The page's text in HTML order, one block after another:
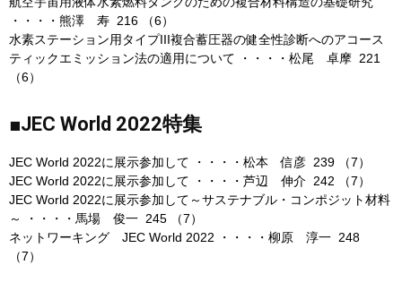
・・・・熊澤 寿 216 （6）
水素ステーション用タイプIII複合蓄圧器の健全性診断へのアコース
ティックエミッション法の適用について ・・・・松尾 卓摩 221
（6）
■JEC World 2022特集
JEC World 2022に展示参加して ・・・・松本 信彦 239 （7）
JEC World 2022に展示参加して ・・・・芦辺 伸介 242 （7）
JEC World 2022に展示参加して～サステナブル・コンポジット材料
～ ・・・・馬場 俊一 245 （7）
ネットワーキング JEC World 2022 ・・・・柳原 淳一 248
（7）